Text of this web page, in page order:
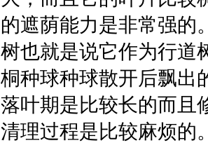
的遮荫能力是非常强的
树也就是说它作为行道
桐种球种球散开后飘出
落叶期是比较长的而且
清理过程是比较麻烦的